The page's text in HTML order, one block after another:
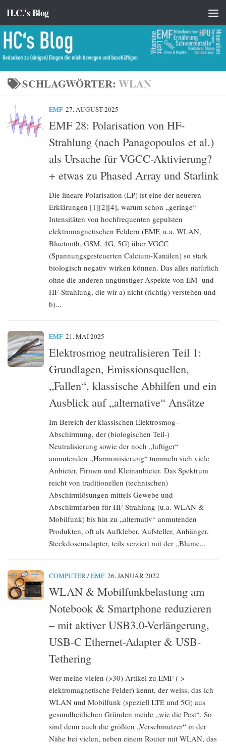
Zum Inhalt springen
H.C.'s Blog
SCHLAGWÖRTER: WLAN
EMF 27. AUGUST 2025
EMF 28: Polarisation von HF-
Strahlung (nach Panagopoulos et al.)
als Ursache für VGCC-Aktivierung?
+ etwas zu Phased Array und Starlink
Die lineare Polarisation (LP) ist eine der neueren
Erklärungen [1][2][4], warum schon „geringe“
Intensitäten von hochfrequenten gepulsten
elektromagnetischen Feldern (EMF, u.a. WLAN,
Bluetooth, GSM, 4G, 5G) über VGCC
(Spannungsgesteuerten Calcium-Kanälen) so stark
biologisch negativ wirken können. Das alles natürlich
ohne die anderen ungünstiger Aspekte von EM- und
HF-Strahlung, die wir a) nicht (richtig) verstehen und
b)...
EMF 21. MAI 2025
Elektrosmog neutralisieren Teil 1:
Grundlagen, Emissionsquellen,
„Fallen“, klassische Abhilfen und ein
Ausblick auf „alternative“ Ansätze
Im Bereich der klassischen Elektrosmog–
Abschirmung, der (biologischen Teil-)
Neutralisierung sowie der noch „luftiger“
anmutenden „Harmonisierung“ tummeln sich viele
Anbieter, Firmen und Kleinanbieter. Das Spektrum
reicht von traditionellen (technischen)
Abschirmlösungen mittels Gewebe und
Abschirmfarben für HF-Strahlung (u.a. WLAN &
Mobilfunk) bis hin zu „alternativ“ anmutenden
Produkten, oft als Aufkleber, Aufsteller, Anhänger,
Steckdosenadapter, teils verziert mit der „Blume...
COMPUTER/EMF 26. JANUAR 2022
WLAN & Mobilfunkbelastung am
Notebook & Smartphone reduzieren
– mit aktiver USB3.0-Verlängerung,
USB-C Ethernet-Adapter & USB-
Tethering
Wer meine vielen (>30) Artikel zu EMF (->
elektromagnetische Felder) kennt, der weiss, das ich
WLAN und Mobilfunk (speziell LTE und 5G) aus
gesundheitlichen Gründen meide „wie die Pest“. So
sind denn auch die größten „Verschmutzer“ in der
Nähe bei vielen, neben einem Router mit WLAN, das